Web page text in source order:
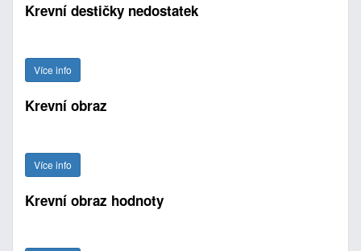
Krevní destičky nedostatek
Více info
Krevní obraz
Více info
Krevní obraz hodnoty